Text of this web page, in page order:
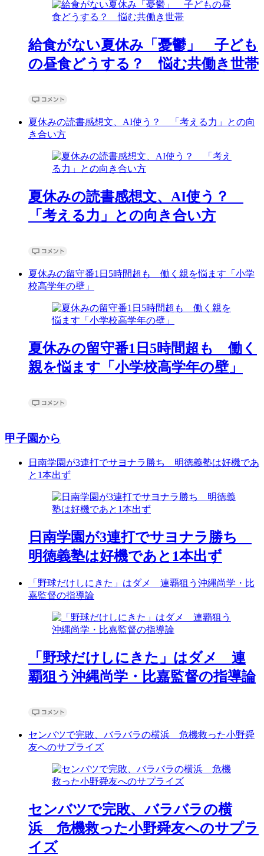
給食がない夏休み「憂鬱」 子ども
の昼食どうする？ 悩む共働き世帯
夏休みの読書感想文、AI使う？ 「考える力」との向
き合い方
夏休みの読書感想文、AI使う？
「考える力」との向き合い方
夏休みの留守番1日5時間超も 働く親を悩ます「小学
校高学年の壁」
夏休みの留守番1日5時間超も 働く
親を悩ます「小学校高学年の壁」
甲子園から
日南学園が3連打でサヨナラ勝ち 明徳義塾は好機であ
と1本出ず
日南学園が3連打でサヨナラ勝ち
明徳義塾は好機であと1本出ず
「野球だけしにきた」はダメ 連覇狙う沖縄尚学・比
嘉監督の指導論
「野球だけしにきた」はダメ 連
覇狙う沖縄尚学・比嘉監督の指導論
センバツで完敗、バラバラの横浜 危機救った小野舜
友へのサプライズ
センバツで完敗、バラバラの横
浜 危機救った小野舜友へのサプラ
イズ